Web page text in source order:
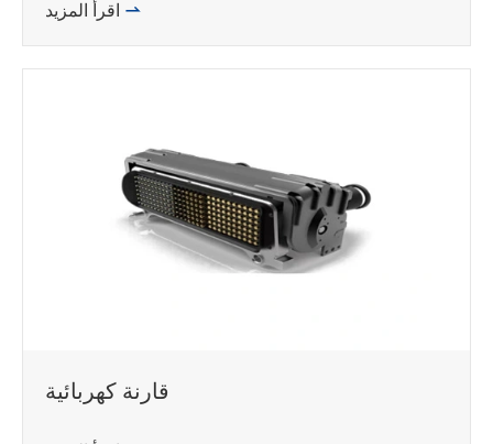

قارنة كهربائية